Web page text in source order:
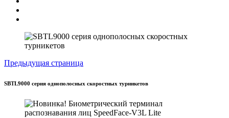
Предыдущая страница
SBTL9000 серия однополосных скоростных турникетов